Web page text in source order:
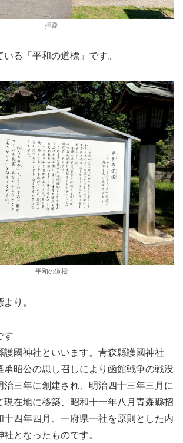
拝殿
る「平和の道標」です。
平和の道標
り。
す
護國神社といいます。青森縣護國神社
承昭公の思し召しにより函館戦争の戦没
治三年に創建され、明治四十三年三月に
現在地に移築、昭和十一年八月青森縣招
十四年四月、一府県一社を原則とした内
となったものです。